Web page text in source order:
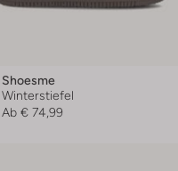
Shoesme
Winterstiefel
Ab € 74,99